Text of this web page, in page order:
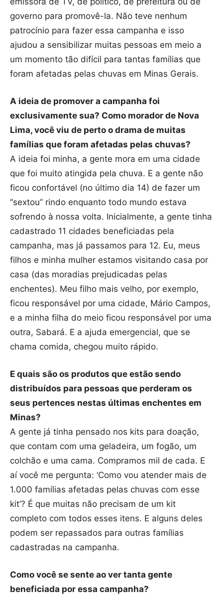
governo para promovê-la. Não teve nenhum
patrocínio para fazer essa campanha e isso
ajudou a sensibilizar muitas pessoas em meio a
um momento tão difícil para tantas famílias que
foram afetadas pelas chuvas em Minas Gerais.
A ideia de promover a campanha foi
exclusivamente sua? Como morador de Nova
Lima, você viu de perto o drama de muitas
famílias que foram afetadas pelas chuvas?
A ideia foi minha, a gente mora em uma cidade
que foi muito atingida pela chuva. E a gente não
ficou confortável (no último dia 14) de fazer um
“sextou” rindo enquanto todo mundo estava
sofrendo à nossa volta. Inicialmente, a gente tinha
cadastrado 11 cidades beneficiadas pela
campanha, mas já passamos para 12. Eu, meus
filhos e minha mulher estamos visitando casa por
casa (das moradias prejudicadas pelas
enchentes). Meu filho mais velho, por exemplo,
ficou responsável por uma cidade, Mário Campos,
e a minha filha do meio ficou responsável por uma
outra, Sabará. E a ajuda emergencial, que se
chama comida, chegou muito rápido.
E quais são os produtos que estão sendo
distribuídos para pessoas que perderam os
seus pertences nestas últimas enchentes em
Minas?
A gente já tinha pensado nos kits para doação,
que contam com uma geladeira, um fogão, um
colchão e uma cama. Compramos mil de cada. E
aí você me pergunta: ‘Como vou atender mais de
1.000 famílias afetadas pelas chuvas com esse
kit’? É que muitas não precisam de um kit
completo com todos esses itens. E alguns deles
podem ser repassados para outras famílias
cadastradas na campanha.
Como você se sente ao ver tanta gente
beneficiada por essa campanha?